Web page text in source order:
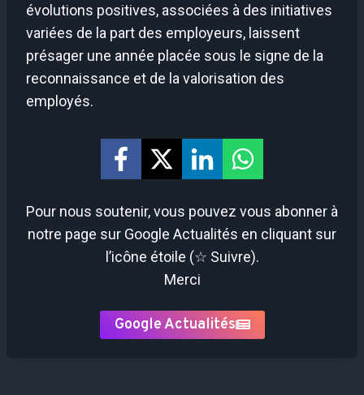
évolutions positives, associées à des initiatives
variées de la part des employeurs, laissent
présager une année placée sous le signe de la
reconnaissance et de la valorisation des
employés.
Pour nous soutenir, vous pouvez vous abonner à
notre page sur Google Actualités en cliquant sur
l’icône étoile (☆ Suivre).
Merci
Google Actualités